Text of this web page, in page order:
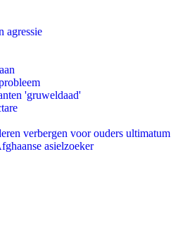
agressie
'gruweldaad'
verbergen voor ouders ultimatum
asielzoeker